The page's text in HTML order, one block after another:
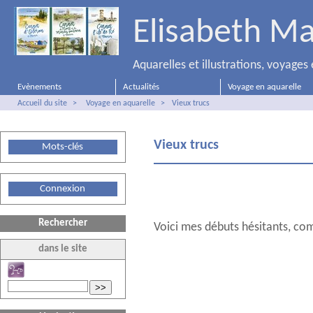
Elisabeth
Aquarelles et illustrations, voyages
Evènements Actualités Voyage en aquarelle
Accueil du site > Voyage en aquarelle > Vieux trucs
Vieux trucs
Voici mes débuts hésitants,
Mots-clés
Connexion
Rechercher
dans le site
>>